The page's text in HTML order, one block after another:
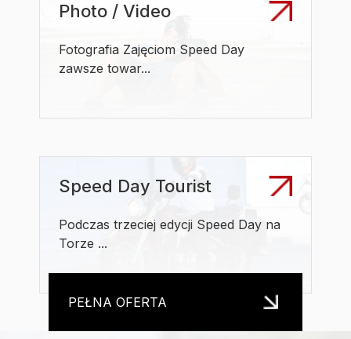
Photo / Video
Fotografia Zajęciom Speed Day
zawsze towar...
Speed Day Tourist
Podczas trzeciej edycji Speed Day na
Torze ...
PEŁNA OFERTA